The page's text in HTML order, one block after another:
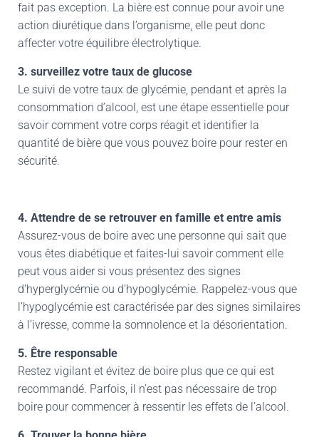
fait pas exception. La bière est connue pour avoir une
action diurétique dans l’organisme, elle peut donc
affecter votre équilibre électrolytique.
3. surveillez votre taux de glucose
Le suivi de votre taux de glycémie, pendant et après la
consommation d’alcool, est une étape essentielle pour
savoir comment votre corps réagit et identifier la
quantité de bière que vous pouvez boire pour rester en
sécurité.
4. Attendre de se retrouver en famille et entre amis
Assurez-vous de boire avec une personne qui sait que
vous êtes diabétique et faites-lui savoir comment elle
peut vous aider si vous présentez des signes
d’hyperglycémie ou d’hypoglycémie. Rappelez-vous que
l’hypoglycémie est caractérisée par des signes similaires
à l’ivresse, comme la somnolence et la désorientation.
5. Être responsable
Restez vigilant et évitez de boire plus que ce qui est
recommandé. Parfois, il n’est pas nécessaire de trop
boire pour commencer à ressentir les effets de l’alcool.